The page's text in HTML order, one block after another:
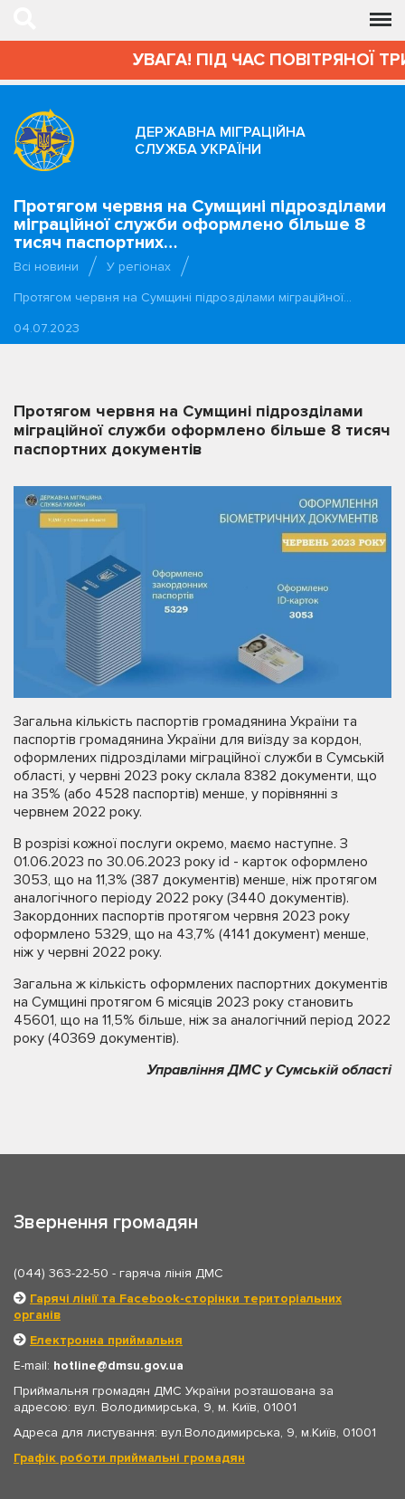
УВАГА! ПІД ЧАС ПОВІТРЯНОЇ
ДЕРЖАВНА МІГРАЦІЙНА
СЛУЖБА УКРАЇНИ
Протягом червня на Сумщині підрозділами
міграційної служби оформлено більше 8
тисяч паспортних…
Всі новини
У регіонах
Протягом червня на Сумщині підрозділами міграційної…
04.07.2023
Протягом червня на Сумщині підрозділами
міграційної служби оформлено більше 8 тисяч
паспортних документів
Загальна кількість паспортів громадянина України та
паспортів громадянина України для виїзду за кордон,
оформлених підрозділами міграційної служби в Сумській
області, у червні 2023 року склала 8382 документи, що
на 35% (або 4528 паспортів) менше, у порівнянні з
червнем 2022 року.
В розрізі кожної послуги окремо, маємо наступне. З
01.06.2023 по 30.06.2023 року id - карток оформлено
3053, що на 11,3% (387 документів) менше, ніж протягом
аналогічного періоду 2022 року (3440 документів).
Закордонних паспортів протягом червня 2023 року
оформлено 5329, що на 43,7% (4141 документ) менше,
ніж у червні 2022 року.
Загальна ж кількість оформлених паспортних документів
на Сумщині протягом 6 місяців 2023 року становить
45601, що на 11,5% більше, ніж за аналогічний період 2022
року (40369 документів).
Управління ДМС у Сумській області
Звернення громадян
(044) 363-22-50 - гаряча лінія ДМС
Гарячі лінії та Facebook-сторінки територіальних
органів
Електронна приймальня
E-mail: hotline
dmsu.gov.ua
Приймальня громадян ДМС України розташована за
адресою: вул. Володимирська, 9, м. Київ, 01001
Адреса для листування: вул.Володимирська, 9, м.Київ, 01001
Графік роботи приймальні громадян